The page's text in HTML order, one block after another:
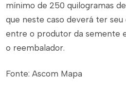
mínimo de 250 quilogramas
que neste caso deverá ter
entre o produtor da semente
o reembalador.
Fonte: Ascom Mapa